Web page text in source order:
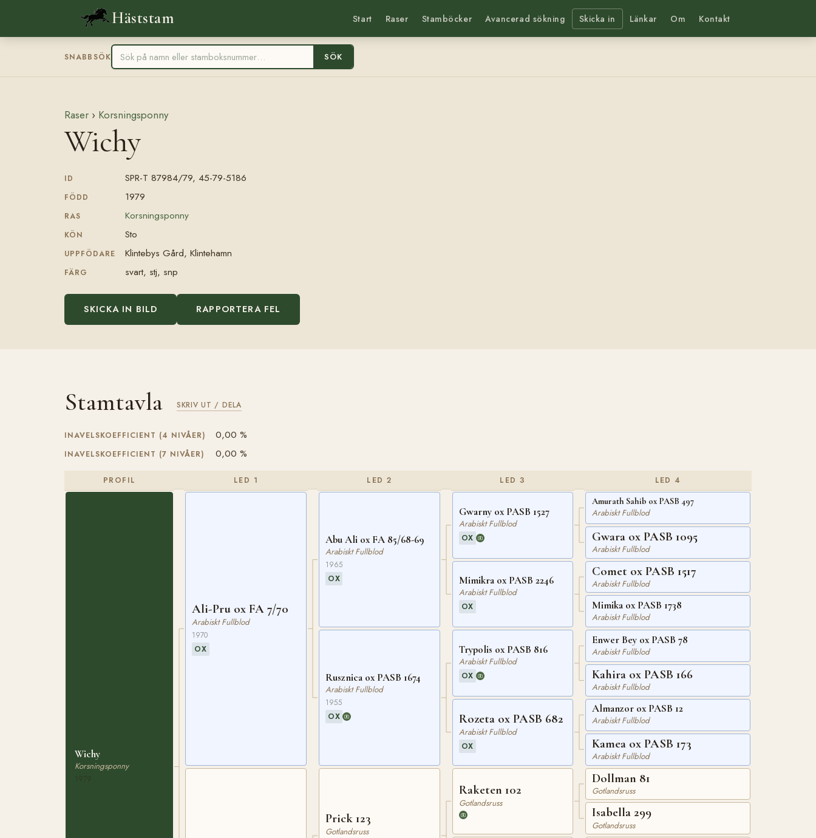
Häststam Start Raser Stamböcker Avancerad sökning Skicka in Länkar Om Kontakt
SNABBSÖK SÖK
Raser › Korsningsponny
Wichy
ID SPR-T 87984/79, 45-79-5186
FÖDD 1979
RAS Korsningsponny
KÖN Sto
UPPFÖDARE Klintebys Gård, Klintehamn
FÄRG svart, stj, snp
SKICKA IN BILD RAPPORTERA FEL
Stamtavla SKRIV UT / DELA
INAVELSKOEFFICIENT (4 NIVÅER) 0,00 %
INAVELSKOEFFICIENT (7 NIVÅER) 0,00 %
PROFIL
Wichy
Korsningsponny
LED 1
Ali-Pru ox FA 7/70
Arabiskt Fullblod
1970
OX
LED 2
Abu Ali ox FA 85/68-69
Arabiskt Fullblod
1965
OX
Rusznica ox PASB 1674
Arabiskt Fullblod
1955
OX
Prick 123
Gotlandsruss
LED 3
Gwarny ox PASB 1527
Arabiskt Fullblod
OX
Mimikra ox PASB 2246
Arabiskt Fullblod
OX
Trypolis ox PASB 816
Arabiskt Fullblod
OX
Rozeta ox PASB 682
Arabiskt Fullblod
OX
Raketen 102
Gotlandsruss
LED 4
Amurath Sahib ox PASB 497
Arabiskt Fullblod
Gwara ox PASB 1095
Arabiskt Fullblod
Comet ox PASB 1517
Arabiskt Fullblod
Mimika ox PASB 1738
Arabiskt Fullblod
Enwer Bey ox PASB 78
Arabiskt Fullblod
Kahira ox PASB 166
Arabiskt Fullblod
Almanzor ox PASB 12
Arabiskt Fullblod
Kamea ox PASB 173
Arabiskt Fullblod
Dollman 81
Gotlandsruss
Isabella 299
Gotlandsruss